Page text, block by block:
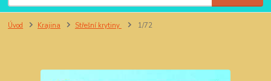
Úvod Krajina Střešní krytiny 1/72